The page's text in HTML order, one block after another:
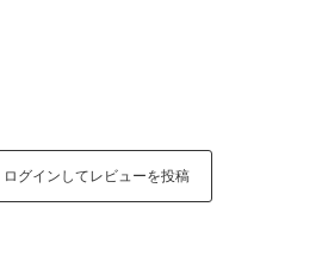
ログインしてレビューを投稿